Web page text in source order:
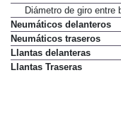
Dirección a las cuatro
Diámetro de giro entre
Neumáticos delanteros
Neumáticos traseros
Llantas delanteras